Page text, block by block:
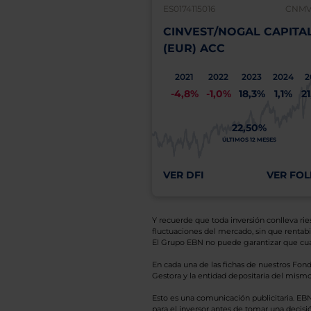
ES0174115016
CINVEST/NOGAL
(EUR) ACC
2021
-4,8%
2022
-1,0%
2023
18,3%
2024
1,1%
22,50%
ÚLTIMOS 12 MESES
VER DFI VER
Y recuerde que toda inversión conlleva
fluctuaciones del mercado, sin que
El Grupo EBN no puede garantizar que
En cada una de las fichas de nuestros
Gestora y la entidad depositaria del
Esto es una comunicación publicitaria.
para el inversor antes de tomar una